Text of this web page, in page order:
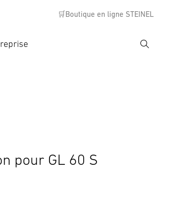
🛒Boutique en ligne STEINEL
pour GL 60 S